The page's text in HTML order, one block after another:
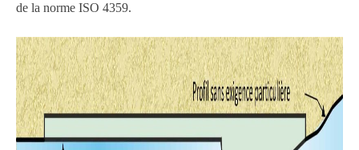
de la norme ISO 4359.